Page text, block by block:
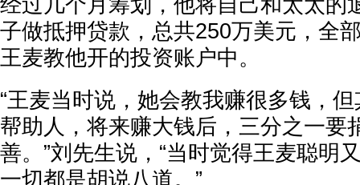
经过几个月筹划，他将自己和太太的
子做抵押贷款，总共250万美元，全
王麦教他开的投资账户中。
“王麦当时说，她会教我赚很多钱，
帮助人，将来赚大钱后，三分之一要
善。”刘先生说，“当时觉得王麦聪明
一切都是胡说八道。”